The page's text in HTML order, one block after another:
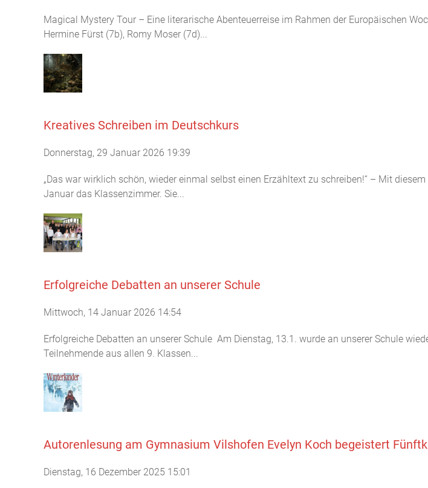
Magical Mystery Tour – Eine literarische Abenteuerreise im Rahmen der Europäischen
Hermine Fürst (7b), Romy Moser (7d)...
Kreatives Schreiben im Deutschkurs
Donnerstag, 29 Januar 2026 19:39
„Das war wirklich schön, wieder einmal selbst einen Erzähltext zu schreiben!“ – Mit
Januar das Klassenzimmer. Sie...
Erfolgreiche Debatten an unserer Schule
Mittwoch, 14 Januar 2026 14:54
Erfolgreiche Debatten an unserer Schule Am Dienstag, 13.1. wurde an unserer Schule
Teilnehmende aus allen 9. Klassen...
Autorenlesung am Gymnasium Vilshofen Evelyn Koch begeistert
Dienstag, 16 Dezember 2025 15:01